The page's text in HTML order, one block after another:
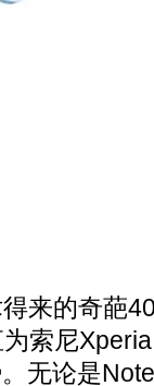
来的奇葩
索尼
无论是